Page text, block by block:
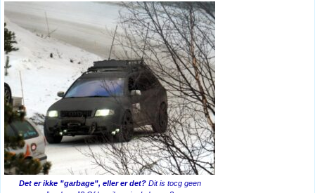
Det er ikke ”garbage”, eller er det?Dit is tocg geen